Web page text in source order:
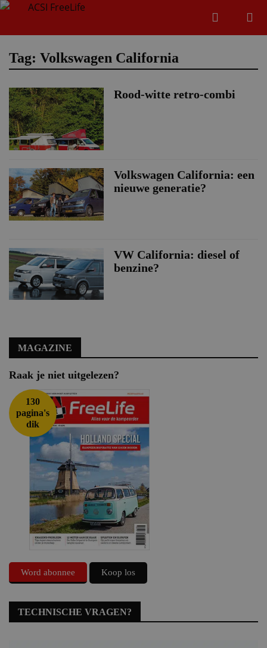
Zoeken
Tag: Volkswagen California
Rood-witte retro-combi
Volkswagen California: een
nieuwe generatie?
VW California: diesel of
benzine?
MAGAZINE
Raak je niet uitgelezen?
130
pagina's
dik
Word abonnee Koop los
TECHNISCHE VRAGEN?